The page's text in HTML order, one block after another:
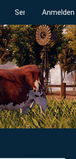
ServerstatusAnmelden